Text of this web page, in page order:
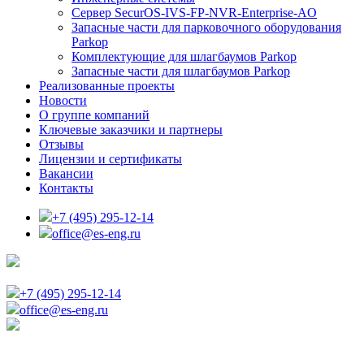
Сервер SecurOS-IVS-FP-NVR-Enterprise-AO
Запасные части для парковочного оборудования
Parkop
Комплектующие для шлагбаумов Parkop
Запасные части для шлагбаумов Parkop
Реализованные проекты
Новости
О группе компаний
Ключевые заказчики и партнеры
Отзывы
Лицензии и сертификаты
Вакансии
Контакты
+7 (495) 295-12-14
office@es-eng.ru
+7 (495) 295-12-14
office@es-eng.ru